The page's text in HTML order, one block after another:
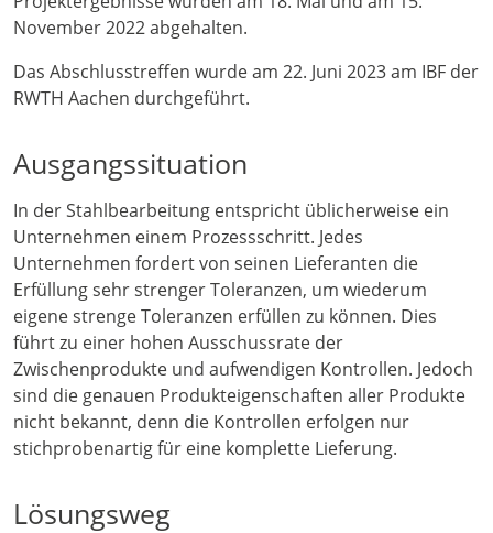
November 2022 abgehalten.
Das Abschlusstreffen wurde am 22. Juni 2023 am IBF der
RWTH Aachen durchgeführt.
Ausgangssituation
In der Stahlbearbeitung entspricht üblicherweise ein
Unternehmen einem Prozessschritt. Jedes
Unternehmen fordert von seinen Lieferanten die
Erfüllung sehr strenger Toleranzen, um wiederum
eigene strenge Toleranzen erfüllen zu können. Dies
führt zu einer hohen Ausschussrate der
Zwischenprodukte und aufwendigen Kontrollen. Jedoch
sind die genauen Produkteigenschaften aller Produkte
nicht bekannt, denn die Kontrollen erfolgen nur
stichprobenartig für eine komplette Lieferung.
Lösungsweg